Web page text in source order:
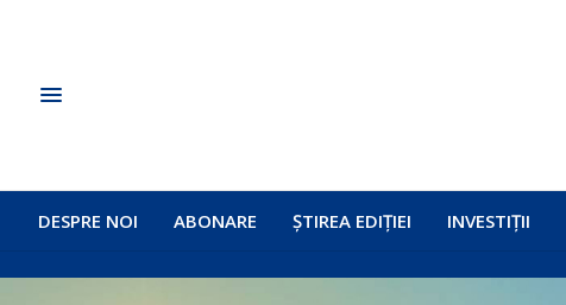
DESPRE NOI ABONARE ȘTIREA EDIȚIEI INVESTIȚII